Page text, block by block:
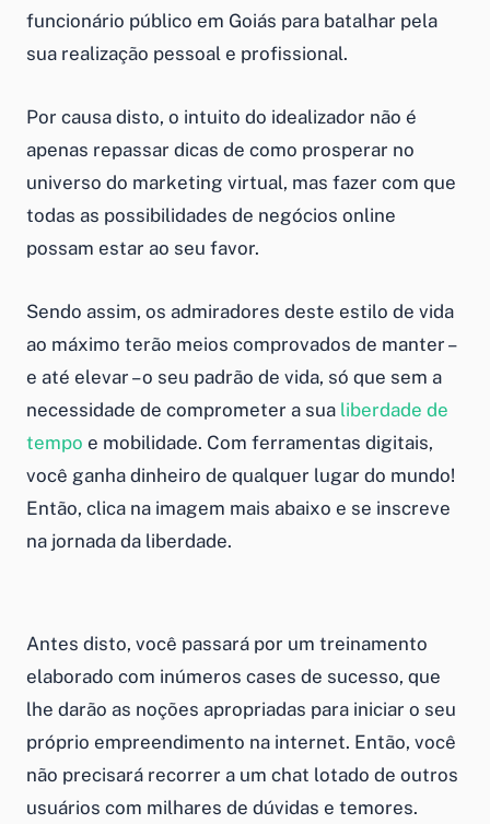
funcionário público em Goiás para batalhar pela
sua realização pessoal e profissional.
Por causa disto, o intuito do idealizador não é
apenas repassar dicas de como prosperar no
universo do marketing virtual, mas fazer com que
todas as possibilidades de negócios online
possam estar ao seu favor.
Sendo assim, os admiradores deste estilo de vida
ao máximo terão meios comprovados de manter –
e até elevar – o seu padrão de vida, só que sem a
necessidade de comprometer a sua liberdade de
tempo e mobilidade. Com ferramentas digitais,
você ganha dinheiro de qualquer lugar do mundo!
Então, clica na imagem mais abaixo e se inscreve
na jornada da liberdade.
Antes disto, você passará por um treinamento
elaborado com inúmeros cases de sucesso, que
lhe darão as noções apropriadas para iniciar o seu
próprio empreendimento na internet. Então, você
não precisará recorrer a um chat lotado de outros
usuários com milhares de dúvidas e temores.